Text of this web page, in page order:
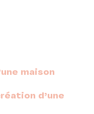
maison
d’une